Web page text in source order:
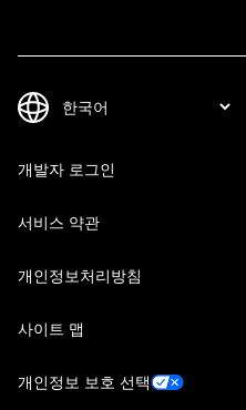
개발자 로그인
서비스 약관
개인정보처리방침
사이트 맵
개인정보 보호 선택